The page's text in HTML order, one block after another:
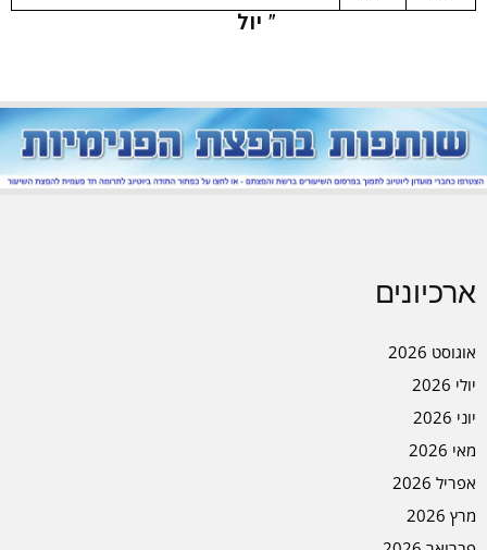
« יול
ארכיונים
אוגוסט 2026
יולי 2026
יוני 2026
מאי 2026
אפריל 2026
מרץ 2026